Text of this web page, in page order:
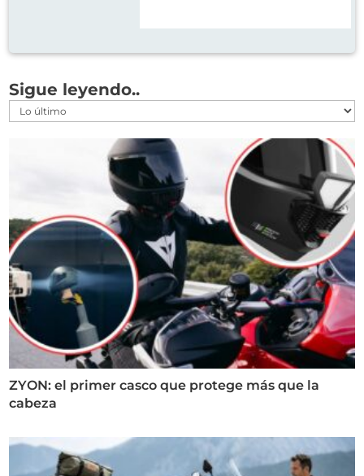
Sigue leyendo..
ZYON: el primer casco que protege más que la
cabeza